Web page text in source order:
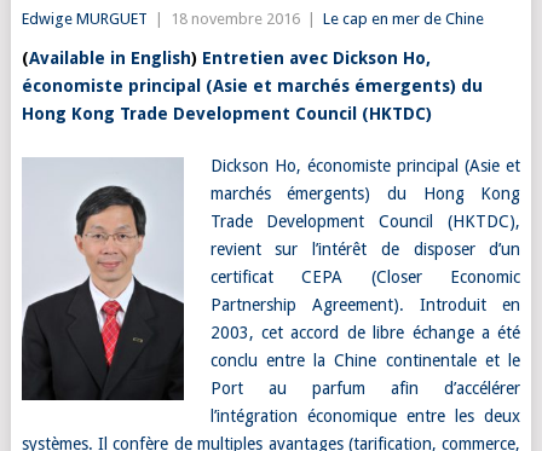
Edwige MURGUET 18 novembre 2016 Le cap en mer de Chine
(Available in English) Entretien avec Dickson Ho,
économiste principal (Asie et marchés émergents) du
Hong Kong Trade Development Council (HKTDC)
Dickson Ho, économiste principal (Asie et
marchés émergents) du Hong Kong
Trade Development Council (HKTDC),
revient sur l’intérêt de disposer d’un
certificat CEPA (Closer Economic
Partnership Agreement). Introduit en
2003, cet accord de libre échange a été
conclu entre la Chine continentale et le
Port au parfum afin d’accélérer
l’intégration économique entre les deux
systèmes. Il confère de multiples avantages (tarification, commerce,